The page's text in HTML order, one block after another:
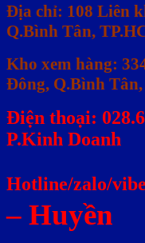
Địa chỉ: 108 Liên
Q.Bình Tân,
Kho xem hàng:
Đông, Q.Bình
Điện thoại:
P.Kinh Doanh
Hotline/zalo/
– Huyền